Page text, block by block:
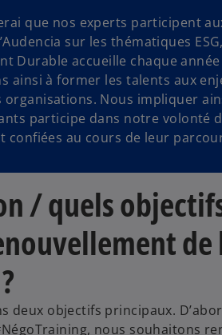
que nos experts participent
sur les thématiques
Durable accueille chaque
ainsi à former les talents aux
Nous impliquer
participe dans notre volonté
confiées au cours de leur
/ quels
de
deux objectifs principaux.
nous souhaitons